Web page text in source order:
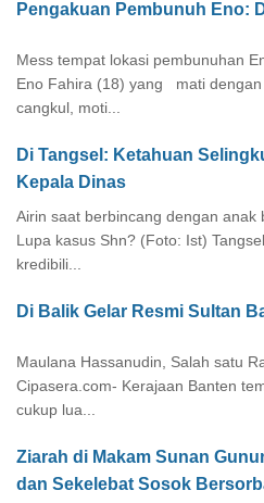
Pengakuan Pembunuh Eno:
Mess tempat lokasi pembunuhan
Eno Fahira (18) yang mati
cangkul, moti...
Di Tangsel: Ketahuan
Kepala Dinas
Airin saat berbincang dengan anak
Lupa kasus Shn? (Foto: Ist)
kredibili...
Di Balik Gelar Resmi Sultan
Maulana Hassanudin, Salah satu
Cipasera.com- Kerajaan Banten
cukup lua...
Ziarah di Makam Sunan
dan Sekelebat Sosok